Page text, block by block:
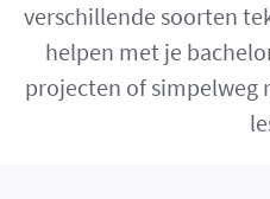
verschillende soorten
helpen met je
projecten of simpelweg